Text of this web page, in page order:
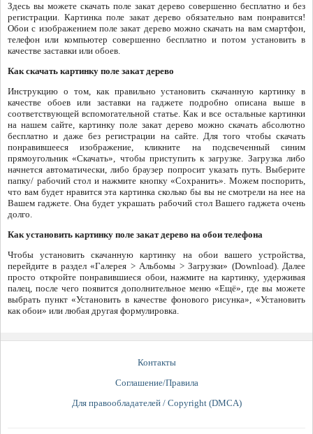
Здесь вы можете скачать поле закат дерево совершенно бесплатно и без
регистрации. Картинка поле закат дерево обязательно вам понравится!
Обои с изображением поле закат дерево можно скачать на вам смартфон,
телефон или компьютер совершенно бесплатно и потом установить в
качестве заставки или обоев.
Как скачать картинку поле закат дерево
Инструкцию о том, как правильно установить скачанную картинку в
качестве обоев или заставки на гаджете подробно описана выше в
соответствующей вспомогательной статье. Как и все остальные картинки
на нашем сайте, картинку поле закат дерево можно скачать абсолютно
бесплатно и даже без регистрации на сайте. Для того чтобы скачать
понравившееся изображение, кликните на подсвеченный синим
прямоугольник «Скачать», чтобы приступить к загрузке. Загрузка либо
начнется автоматически, либо браузер попросит указать путь. Выберите
папку/ рабочий стол и нажмите кнопку «Сохранить». Можем поспорить,
что вам будет нравится эта картинка сколько бы вы не смотрели на нее на
Вашем гаджете. Она будет украшать рабочий стол Вашего гаджета очень
долго.
Как установить картинку поле закат дерево на обои телефона
Чтобы установить скачанную картинку на обои вашего устройства,
перейдите в раздел «Галерея > Альбомы > Загрузки» (Download). Далее
просто откройте понравившиеся обои, нажмите на картинку, удерживая
палец, после чего появится дополнительное меню «Ещё», где вы можете
выбрать пункт «Установить в качестве фонового рисунка», «Установить
как обои» или любая другая формулировка.
Контакты
Соглашение/Правила
Для правообладателей / Copyright (DMCA)